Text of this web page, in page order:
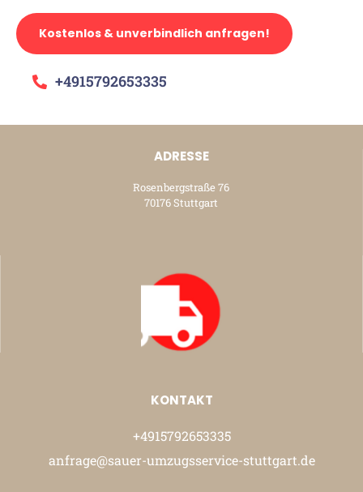
Kostenlos & unverbindlich anfragen!
+4915792653335
ADRESSE
Rosenbergstraße 76
70176 Stuttgart
KONTAKT
+4915792653335
anfrage@sauer-umzugsservice-stuttgart.de